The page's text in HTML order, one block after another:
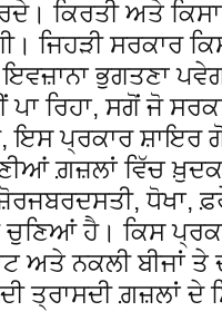
ਕਿਰਤੀ ਅਤੇ
ਜਿਹੜੀ ਸਰਕਾਰ
ਭੁਗਤਣਾ
ਰਿਹਾ, ਸਗੋਂ ਜੋ
ਇਸ ਪ੍ਰਕਾਰ
ਗ਼ਜ਼ਲਾਂ ਵਿੱਚ
ਜ਼ੋਰਜਬਰਦਸਤੀ, ਧੋਖਾ,
ਚੁਣਿਆਂ ਹੈ। ਕਿਸ
ਅਤੇ ਨਕਲੀ
ਤ੍ਰਾਸਦੀ ਗ਼ਜ਼ਲਾਂ ਦੇ